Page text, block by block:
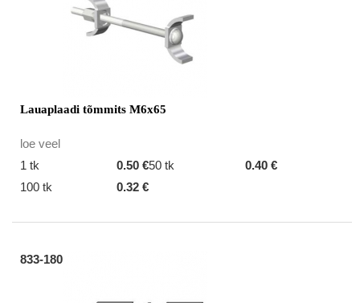
Lauaplaadi tõmmits M6x65
loe veel
1 tk
0.50 €50 tk
0.40 €
100 tk
0.32 €
833-180